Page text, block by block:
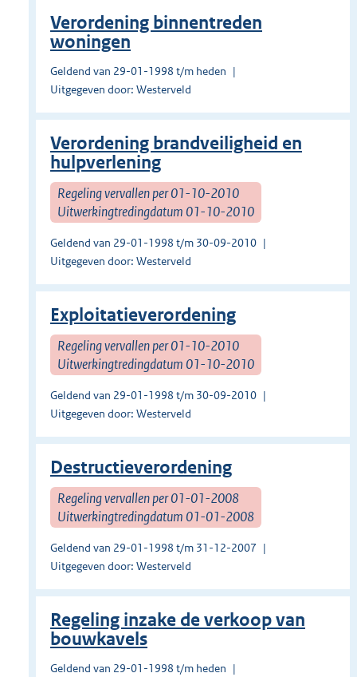
Verordening binnentreden
woningen
Geldend van 29-01-1998 t/m heden
Uitgegeven door: Westerveld
Verordening brandveiligheid en
hulpverlening
Regeling vervallen per 01-10-2010
Uitwerkingtredingdatum 01-10-2010
Geldend van 29-01-1998 t/m 30-09-2010
Uitgegeven door: Westerveld
Exploitatieverordening
Regeling vervallen per 01-10-2010
Uitwerkingtredingdatum 01-10-2010
Geldend van 29-01-1998 t/m 30-09-2010
Uitgegeven door: Westerveld
Destructieverordening
Regeling vervallen per 01-01-2008
Uitwerkingtredingdatum 01-01-2008
Geldend van 29-01-1998 t/m 31-12-2007
Uitgegeven door: Westerveld
Regeling inzake de verkoop van
bouwkavels
Geldend van 29-01-1998 t/m heden